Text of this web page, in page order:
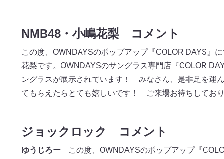
NMB48・小嶋花梨 コメント
この度、OWNDAYSのポップアップ『COLOR DAYS』
花梨です。OWNDAYSのサングラス専門店『COLOR
ングラスが展示されています！ みなさん、是非足を運
てもらえたらとても嬉しいです！ ご来場お待ちしており
ジョックロック コメント
ゆうじろーこの度、OWNDAYSのポップアップ『